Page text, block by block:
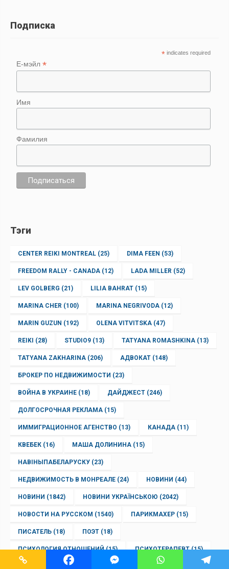
Подписка
* indicates required
Е-мэйл*
Имя
Фамилия
Тэги
CENTER REIKI MONTREAL (25) DIMA FEEN (53)
FREEDOM RALLY - CANADA (12) LADA MILLER (52)
LEV GOLBERG (21) LILIA BAHRAT (15)
MARINA CHER (100) MARINA NEGRIVODA (12)
MARIN GUZUN (192) OLENA VITVITSKA (47)
REIKI (28) STUDIO9 (13) TATYANA ROMASHKINA (13)
TATYANA ZAKHARINA (206) АДВОКАТ (148)
БРОКЕР ПО НЕДВИЖИМОСТИ (23)
ВОЙНА В УКРАИНЕ (18) ДАЙДЖЕСТ (246)
ДОЛГОСРОЧНАЯ РЕКЛАМА (15)
ИММИГРАЦИОННОЕ АГЕНСТВО (13) КАНАДА (11)
КВЕБЕК (16) МАША ДОЛИНИНА (15)
НАВІНЫПАБЕЛАРУСКУ (23)
НЕДВИЖИМОСТЬ В МОНРЕАЛЕ (24) НОВИНИ (44)
НОВИНИ (1842) НОВИНИ УКРАЇНСЬКОЮ (2042)
НОВОСТИ НА РУССКОМ (1540) ПАРИКМАХЕР (15)
ПИСАТЕЛЬ (18) ПОЭТ (18)
ПСИХОЛОГИЯ ОТНОШЕНИЙ(15) ПСИХОТЕРАПЕВТ(15)
РЕКЛАМА В МОНРЕАЛЕ